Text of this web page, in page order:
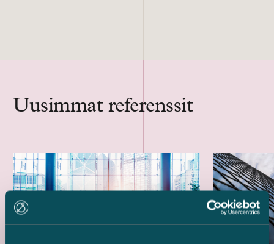
Uusimmat referenssit